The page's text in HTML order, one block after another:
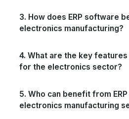
3. How does ERP software
electronics manufacturing?
4. What are the key features
for the electronics sector?
5. Who can benefit from
electronics manufacturing